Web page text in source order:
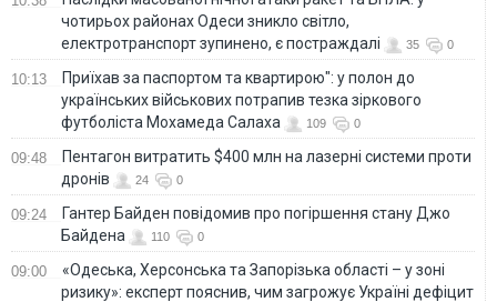
чотирьох районах Одеси зникло світло,
електротранспорт зупинено, є постраждалі
35 0
10:13
Приїхав за паспортом та квартирою": у полон до
українських військових потрапив тезка зіркового
футболіста Мохамеда Салаха
109 0
09:48
Пентагон витратить $400 млн на лазерні системи проти
дронів
24 0
09:24
Гантер Байден повідомив про погіршення стану Джо
Байдена
110 0
09:00
«Одеська, Херсонська та Запорізька області – у зоні
ризику»: експерт пояснив, чим загрожує Україні дефіцит